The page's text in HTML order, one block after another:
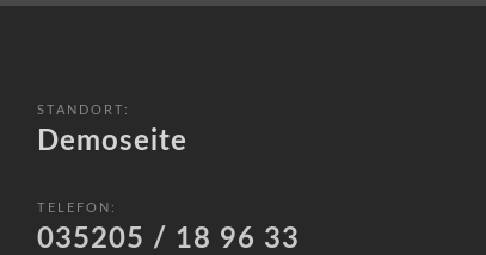
STANDORT:
Demoseite
TELEFON:
035205 / 18 96 33